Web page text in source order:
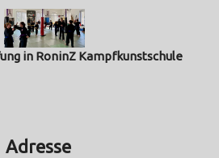
in RoninZ Kampfkunstschule
Adresse